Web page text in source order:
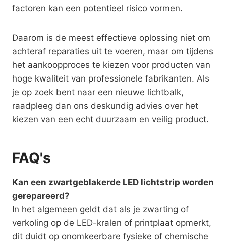
factoren kan een potentieel risico vormen.
Daarom is de meest effectieve oplossing niet om
achteraf reparaties uit te voeren, maar om tijdens
het aankoopproces te kiezen voor producten van
hoge kwaliteit van professionele fabrikanten. Als
je op zoek bent naar een nieuwe lichtbalk,
raadpleeg dan ons deskundig advies over het
kiezen van een echt duurzaam en veilig product.
FAQ's
Kan een zwartgeblakerde LED lichtstrip worden
gerepareerd?
In het algemeen geldt dat als je zwarting of
verkoling op de LED-kralen of printplaat opmerkt,
dit duidt op onomkeerbare fysieke of chemische